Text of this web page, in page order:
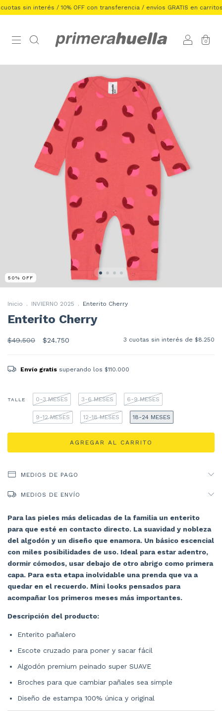
sin interés / 10% OFF con transferencia / envíos GRATIS en carritos de
0
50% OFF
Inicio . INVIERNO 2025 . Enterito Cherry
Enterito Cherry
$49.500 $24.750 3 cuotas sin interés de $8.250
Envío gratis superando los $110.000
TALLE 0-3 MESES 3-6 MESES 6-9 MESES
9-12 MESES 12-18 MESES 18-24 MESES
MEDIOS DE PAGO
MEDIOS DE ENVÍO
Para las pieles más delicadas de la familia un enterito
para que esté en contacto directo. La suavidad y nobleza
del algodón y un diseño que enamora. Un básico escencial
con miles posibilidades de uso. Ideal para estar adentro,
dormir cómodos, usar debajo de otro abrigo como primera
capa. Para esta etapa inolvidable una prenda que va a
quedar en el recuerdo. Mini looks pensados para
acompañar los primeros meses más importantes.
Descripción del producto:
Enterito pañalero
Escote cruzado para poner y sacar fácil
Algodón premium peinado super SUAVE
Broches para que cambiar pañales sea simple
Diseño de estampa 100% única y original